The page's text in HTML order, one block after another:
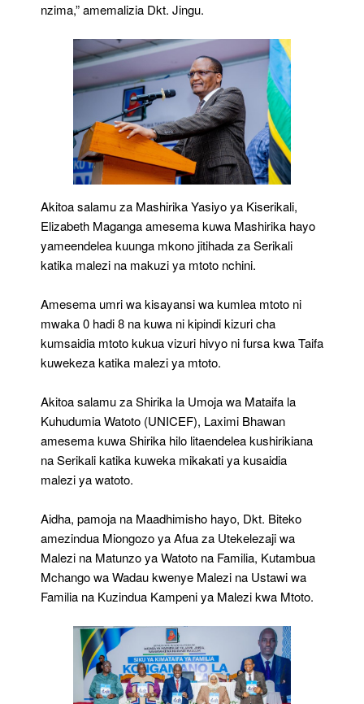
nzima,” amemalizia Dkt. Jingu.
Akitoa salamu za Mashirika Yasiyo ya Kiserikali,
Elizabeth Maganga amesema kuwa Mashirika hayo
yameendelea kuunga mkono jitihada za Serikali
katika malezi na makuzi ya mtoto nchini.
Amesema umri wa kisayansi wa kumlea mtoto ni
mwaka 0 hadi 8 na kuwa ni kipindi kizuri cha
kumsaidia mtoto kukua vizuri hivyo ni fursa kwa Taifa
kuwekeza katika malezi ya mtoto.
Akitoa salamu za Shirika la Umoja wa Mataifa la
Kuhudumia Watoto (UNICEF), Laximi Bhawan
amesema kuwa Shirika hilo litaendelea kushirikiana
na Serikali katika kuweka mikakati ya kusaidia
malezi ya watoto.
Aidha, pamoja na Maadhimisho hayo, Dkt. Biteko
amezindua Miongozo ya Afua za Utekelezaji wa
Malezi na Matunzo ya Watoto na Familia, Kutambua
Mchango wa Wadau kwenye Malezi na Ustawi wa
Familia na Kuzindua Kampeni ya Malezi kwa Mtoto.